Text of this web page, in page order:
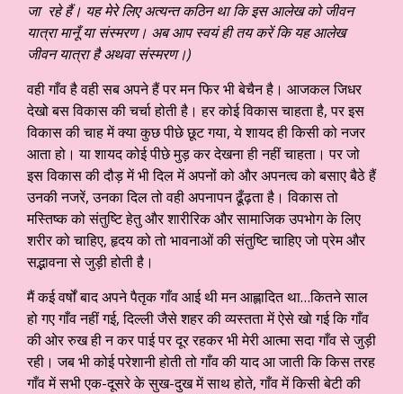
जा रहे हैं। यह मेरे लिए अत्यन्त कठिन था कि इस आलेख को जीवन
यात्रा मानूँ या संस्मरण। अब आप स्वयं ही तय करें कि यह आलेख
जीवन यात्रा है अथवा संस्मरण।)
वही गाँव है वही सब अपने हैं पर मन फिर भी बेचैन है। आजकल जिधर
देखो बस विकास की चर्चा होती है। हर कोई विकास चाहता है, पर इस
विकास की चाह में क्या कुछ पीछे छूट गया, ये शायद ही किसी को नजर
आता हो। या शायद कोई पीछे मुड़ कर देखना ही नहीं चाहता। पर जो
इस विकास की दौड़ में भी दिल में अपनों को और अपनत्व को बसाए बैठे हैं
उनकी नजरें, उनका दिल तो वही अपनापन ढूँढ़ता है। विकास तो
मस्तिष्क को संतुष्टि हेतु और शारीरिक और सामाजिक उपभोग के लिए
शरीर को चाहिए, हृदय को तो भावनाओं की संतुष्टि चाहिए जो प्रेम और
सद्भावना से जुड़ी होती है।
मैं कई वर्षों बाद अपने पैतृक गाँव आई थी मन आह्लादित था…कितने साल
हो गए गाँव नहीं गई, दिल्ली जैसे शहर की व्यस्तता में ऐसे खो गई कि गाँव
की ओर रुख ही न कर पाई पर दूर रहकर भी मेरी आत्मा सदा गाँव से जुड़ी
रही। जब भी कोई परेशानी होती तो गाँव की याद आ जाती कि किस तरह
गाँव में सभी एक-दूसरे के सुख-दुख में साथ होते, गाँव में किसी बेटी की